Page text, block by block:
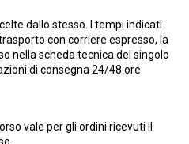
dallo stesso. I tempi indicati
con corriere espresso, la
nella scheda tecnica del singolo
di consegna 24/48 ore
vale per gli ordini ricevuti il